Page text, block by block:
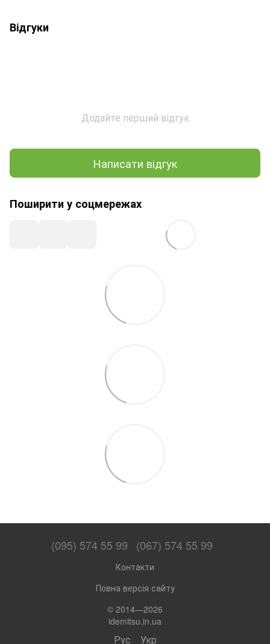
Відгуки
Додайте перший відгук
Написати відгук
Поширити у соцмережах
(095) 574 55 99 (067) 574 55 99
Контакти
Повна версія сайту
© 2014—2026
idemitsu.in.ua
Рус Укр